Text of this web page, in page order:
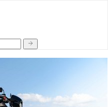
motocykle w